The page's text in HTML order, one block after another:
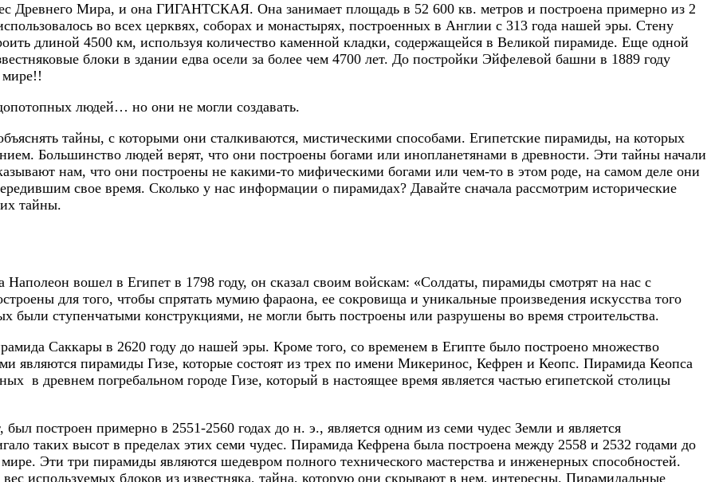
Древнего Мира, и она ГИГАНТСКАЯ. Она занимает площадь в 52 600 кв. метров и построена примерно из 2
во всех церквях, соборах и монастырях, построенных в Англии с 313 года нашей эры. Стену
длиной 4500 км, используя количество каменной кладки, содержащейся в Великой пирамиде. Еще одной
блоки в здании едва осели за более чем 4700 лет. До постройки Эйфелевой башни в 1889 году
людей… но они не могли создавать.
тайны, с которыми они сталкиваются, мистическими способами. Египетские пирамиды, на которых
Большинство людей верят, что они построены богами или инопланетянами в древности. Эти тайны начали
нам, что они построены не какими-то мифическими богами или чем-то в этом роде, на самом деле они
свое время. Сколько у нас информации о пирамидах? Давайте сначала рассмотрим исторические
тайны.
Наполеон вошел в Египет в 1798 году, он сказал своим войскам: «Солдаты, пирамиды смотрят на нас с
для того, чтобы спрятать мумию фараона, ее сокровища и уникальные произведения искусства того
ступенчатыми конструкциями, не могли быть построены или разрушены во время строительства.
Саккары в 2620 году до нашей эры. Кроме того, со временем в Египте было построено множество
пирамиды Гизе, которые состоят из трех по имени Микеринос, Кефрен и Кеопс. Пирамида Кеопса
в древнем погребальном городе Гизе, который в настоящее время является частью египетской столицы
построен примерно в 2551-2560 годах до н. э., является одним из семи чудес Земли и является
таких высот в пределах этих семи чудес. Пирамида Кефрена была построена между 2558 и 2532 годами до
Эти три пирамиды являются шедевром полного технического мастерства и инженерных способностей.
используемых блоков из известняка, тайна, которую они скрывают в нем, интересны. Пирамидальные